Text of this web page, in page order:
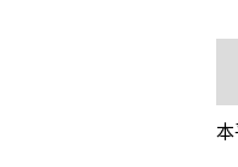
本